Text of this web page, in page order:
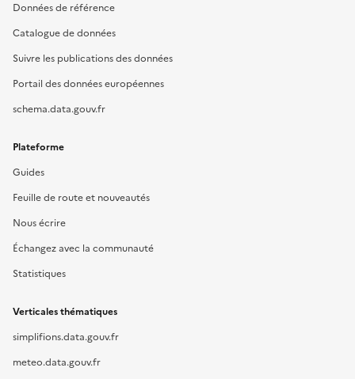
Données de référence
Catalogue de données
Suivre les publications des données
Portail des données européennes
schema.data.gouv.fr
Plateforme
Guides
Feuille de route et nouveautés
Nous écrire
Échangez avec la communauté
Statistiques
Verticales thématiques
simplifions.data.gouv.fr
meteo.data.gouv.fr